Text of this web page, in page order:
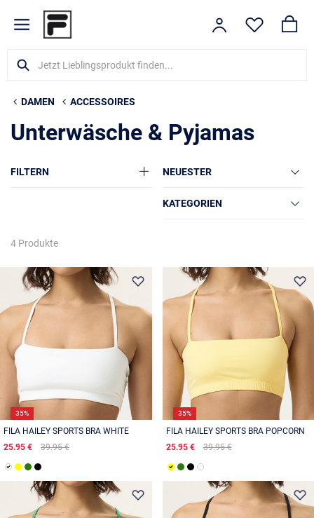
DAMEN ACCESSOIRES
Unterwäsche & Pyjamas
FILTERN NEUESTER
KATEGORIEN
4 Produkte
35%
FILA HAILEY SPORTS BRA WHITE
25.95 €
39.95 €
35%
FILA HAILEY SPORTS BRA POPCORN
25.95 €
39.95 €